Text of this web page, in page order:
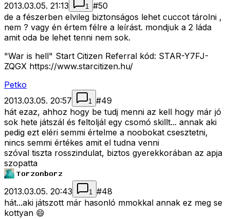
2013.03.05. 21:13 1 #50
de a fészerben elvileg biztonságos lehet cuccot tárolni ,
nem ? vagy én értem félre a leírást. mondjuk a 2 láda
amit oda be lehet tenni nem sok.
"War is hell" Start Citizen Referral kód: STAR-Y7FJ-
ZQGX https://www.starcitizen.hu/
Petko
2013.03.05. 20:57
1 #49
hát ezaz, ahhoz hogy be tudj menni az kell hogy már jó
sok hete játszál és feltoljál egy csomó skillt... annak aki
pedig ezt eléri semmi értelme a noobokat csesztetni,
nincs semmi értékes amit el tudna venni
szóval tiszta rosszindulat, biztos gyerekkorában az apja
szopatta
2013.03.05. 20:43 1 #48
hát...aki játszott már hasonló mmokkal annak ez meg se
kottyan 😄